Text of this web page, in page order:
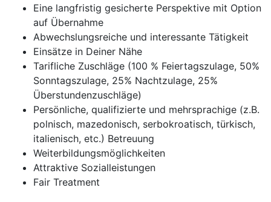
Eine langfristig gesicherte Perspektive mit Option
auf Übernahme
Abwechslungsreiche und interessante Tätigkeit
Einsätze in Deiner Nähe
Tarifliche Zuschläge (100 % Feiertagszulage, 50%
Sonntagszulage, 25% Nachtzulage, 25%
Überstundenzuschläge)
Persönliche, qualifizierte und mehrsprachige (z.B.
polnisch, mazedonisch, serbokroatisch, türkisch,
italienisch, etc.) Betreuung
Weiterbildungsmöglichkeiten
Attraktive Sozialleistungen
Fair Treatment